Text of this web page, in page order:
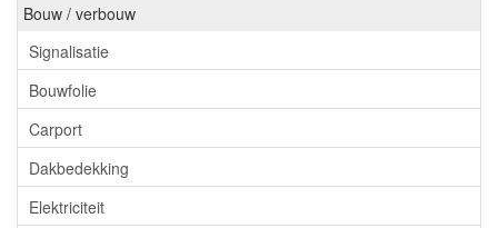
Bouw / verbouw
Signalisatie
Bouwfolie
Carport
Dakbedekking
Elektriciteit